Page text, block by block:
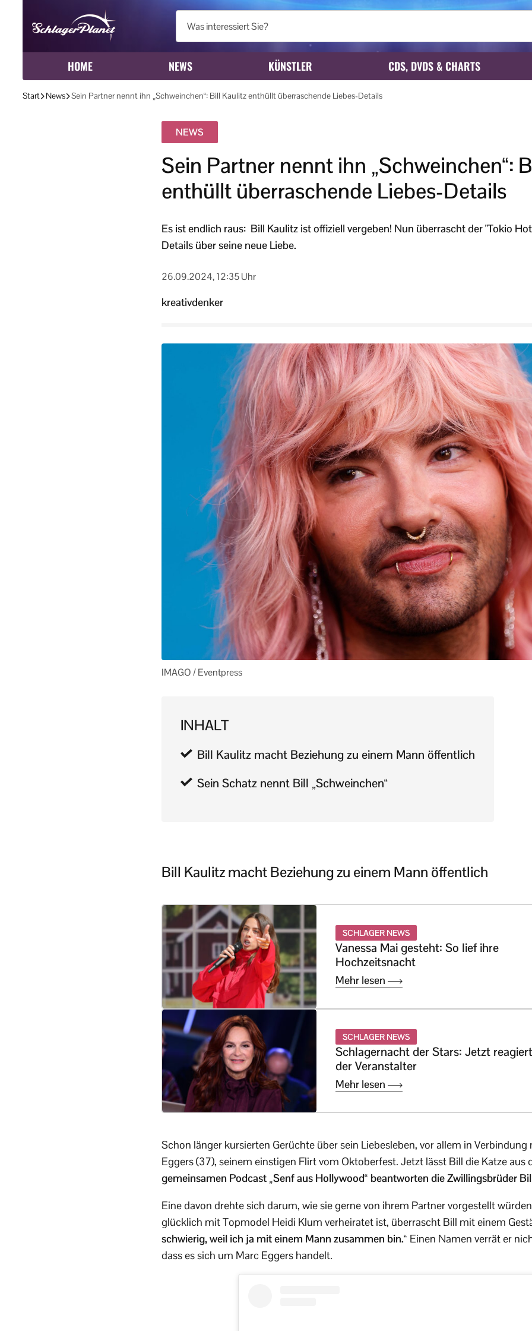
HOME NEWS KÜNSTLER CDS, DVDS & CHARTS
Start News Sein Partner nennt ihn „Schweinchen“: Bill Kaulitz enthüllt überraschende Liebes-Details
NEWS
Sein Partner nennt ihn „Schweinchen“:
enthüllt überraschende Liebes-Details
Es ist endlich raus: Bill Kaulitz ist offiziell vergeben! Nun überrascht der "Tokio
Details über seine neue Liebe.
26.09.2024, 12:35 Uhr
kreativdenker
IMAGO / Eventpress
INHALT
Bill Kaulitz macht Beziehung zu einem Mann öffentlich
Sein Schatz nennt Bill „Schweinchen“
Bill Kaulitz macht Beziehung zu einem Mann öffentlich
SCHLAGER NEWS
Vanessa Mai gesteht: So lief ihre
Hochzeitsnacht
Mehr lesen
SCHLAGER NEWS
Schlagernacht der Stars: Jetzt reagiert
der Veranstalter
Mehr lesen
Schon länger kursierten Gerüchte über sein Liebesleben, vor allem in
Eggers (37), seinem einstigen Flirt vom Oktoberfest. Jetzt lässt Bill die Katze aus
gemeinsamen Podcast „Senf aus Hollywood“ beantworten die Zwillingsbrüder
Eine davon drehte sich darum, wie sie gerne von ihrem Partner vorgestellt
glücklich mit Topmodel Heidi Klum verheiratet ist, überrascht Bill mit einem
schwierig, weil ich ja mit einem Mann zusammen bin.“ Einen Namen verrät er
dass es sich um Marc Eggers handelt.